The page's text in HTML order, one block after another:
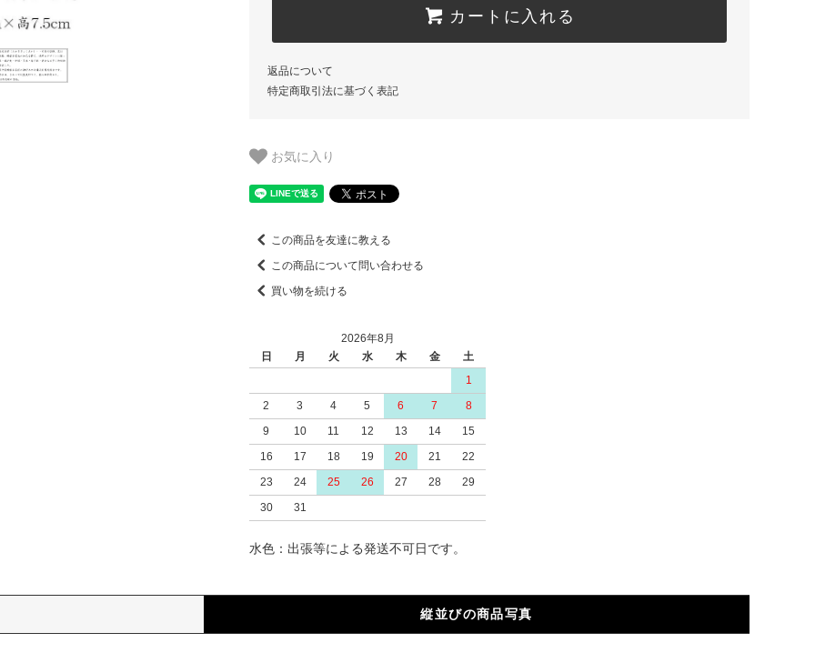
カートに入れる
返品について
特定商取引法に基づく表記
お気に入り
この商品を友達に教える
この商品について問い合わせる
買い物を続ける
2026年8月
日
月 火 水 木 金
土
1
2
3 4 5 6 7
8
9
10 11 12 13 14
15
16
17 18 19 20 21
22
23
24 25 26 27 28
29
30
31
水色：出張等による発送不可日です。
縦並びの商品写真